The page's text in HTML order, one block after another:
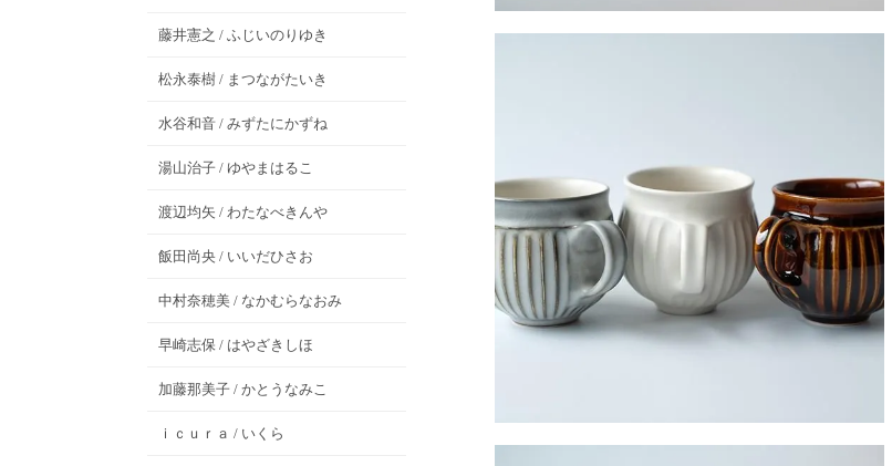
藤井憲之 / ふじいのりゆき
松永泰樹 / まつながたいき
水谷和音 / みずたにかずね
湯山治子 / ゆやまはるこ
渡辺均矢 / わたなべきんや
飯田尚央 / いいだひさお
中村奈穂美 / なかむらなおみ
早崎志保 / はやざきしほ
加藤那美子 / かとうなみこ
ｉｃｕｒａ / いくら